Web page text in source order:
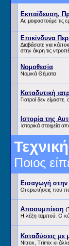
Εκπαίδευση,
Ας μοιραστούμε τις
Επικίνδυνα
Διαβάσατε για
στην άκρη τις
Νομοθεσία
Νομικά Θέματα
Καταδυτική
Γιατροί δεν
Ιστορία της
Ιστορικά στοιχεία
Ποιος
Εισαγωγή στην
Οι ερωτήσεις που
Αποσυμπίεση
Η λέξη ταμπού. Ο
Καταδύσεις με
Nitrox, Trimix κι